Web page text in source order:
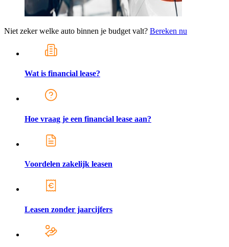
Niet zeker welke auto binnen je budget valt? Bereken nu
Wat is financial lease?
Hoe vraag je een financial lease aan?
Voordelen zakelijk leasen
Leasen zonder jaarcijfers